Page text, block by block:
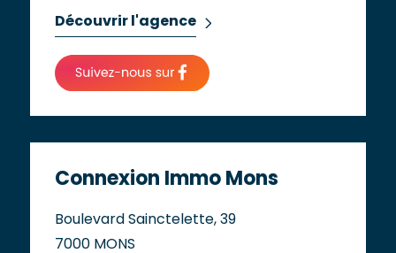
Découvrir l'agence
Connexion Immo Mons
Boulevard Sainctelette, 39
7000 MONS